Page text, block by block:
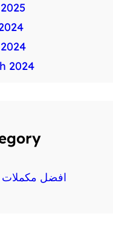
2024
افضل مكملات